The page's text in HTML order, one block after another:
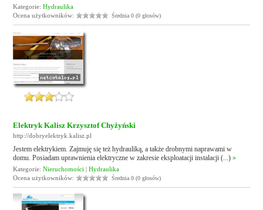
Kategorie:Hydraulika
Ocena użytkowników:
Średnia 0 (0 głosów)
Elektryk Kalisz Krzysztof Chyżyński
http://dobryelektryk.kalisz.pl
Jestem elektrykiem. Zajmuję się też hydrauliką, a także drobnymi naprawami w
domu. Posiadam uprawnienia elektryczne w zakresie eksploatacji instalacji (...)»
Kategorie:Nieruchomości |Hydraulika
Ocena użytkowników:
Średnia 0 (0 głosów)